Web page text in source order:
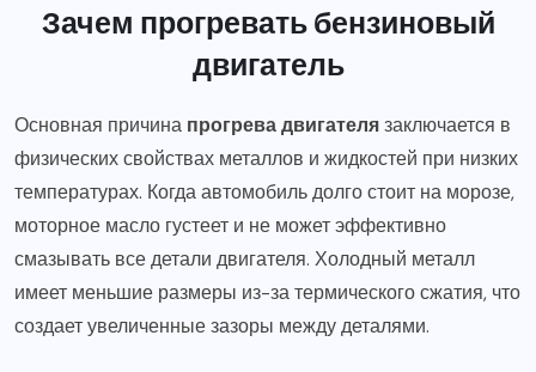
Зачем прогревать бензиновый
двигатель
Основная причина прогрева двигателязаключается в
физических свойствах металлов и жидкостей при низких
температурах. Когда автомобиль долго стоит на морозе,
моторное масло густеет и не может эффективно
смазывать все детали двигателя. Холодный металл
имеет меньшие размеры из-за термического сжатия, что
создает увеличенные зазоры между деталями.